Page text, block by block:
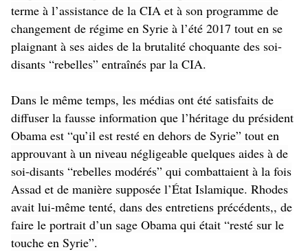
terme à l’assistance de la CIA et à son programme de
changement de régime en Syrie à l’été 2017 tout en se
plaignant à ses aides de la brutalité choquante des soi-
disants “rebelles” entraînés par la CIA.
Dans le même temps, les médias ont été satisfaits de
diffuser la fausse information que l’héritage du président
Obama est “qu’il est resté en dehors de Syrie” tout en
approuvant à un niveau négligeable quelques aides à de
soi-disants “rebelles modérés” qui combattaient à la fois
Assad et de manière supposée l’État Islamique. Rhodes
avait lui-même tenté, dans des entretiens précédents,, de
faire le portrait d’un sage Obama qui était “resté sur le
touche en Syrie”.